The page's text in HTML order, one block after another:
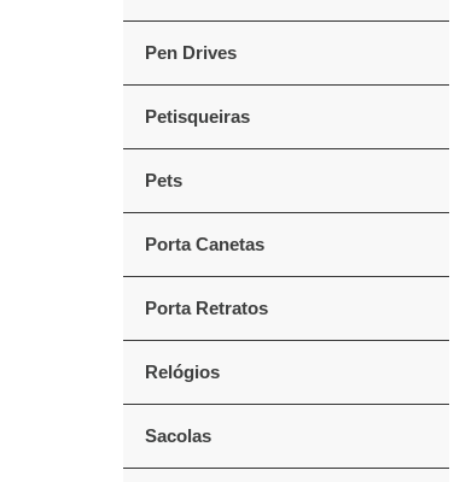
Pen Drives
Petisqueiras
Pets
Porta Canetas
Porta Retratos
Relógios
Sacolas